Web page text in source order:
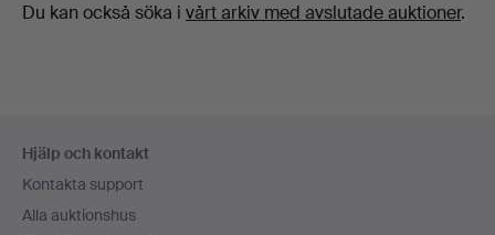
Du kan också söka i vårt arkiv med avslutade auktioner.
Hjälp och kontakt
Kontakta support
Alla auktionshus